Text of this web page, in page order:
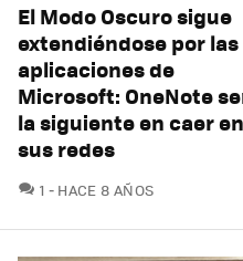
El Modo Oscuro sigue
extendiéndose por las
aplicaciones de
Microsoft: OneNote
la siguiente en caer en
sus redes
1 COMENTARIOS
HACE 8 AÑOS